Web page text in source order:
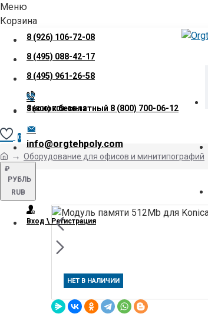
Меню
Корзина
8 (926) 106-72-08
8 (495) 088-42-17
8 (495) 961-26-58
Звонок бесплатный 8 (800) 700-06-12
info@orgtehpoly.com
₽
РУБЛЬ
RUB
Вход \ Регистрация
8 (800) 700-06-12
0
Оборудование для офисов и минитипографий
НЕТ В НАЛИЧИИ